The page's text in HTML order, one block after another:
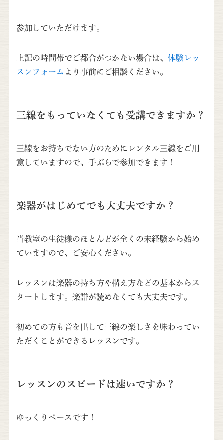
参加していただけます。
上記の時間帯でご都合がつかない場合は、 体験レッ
スンフォーム より事前にご相談ください。
三線をもっていなくても受講できますか？
三線をお持ちでない方のためにレンタル三線をご用
意していますので、手ぶらで参加できます！
楽器がはじめてでも大丈夫ですか？
当教室の生徒様のほとんどが全くの未経験から始め
ていますので、ご安心ください。
レッスンは楽器の持ち方や構え方などの基本からス
タートします。楽譜が読めなくても大丈夫です。
初めての方も音を出して三線の楽しさを味わってい
ただくことができるレッスンです。
レッスンのスピードは速いですか？
ゆっくりペースです！